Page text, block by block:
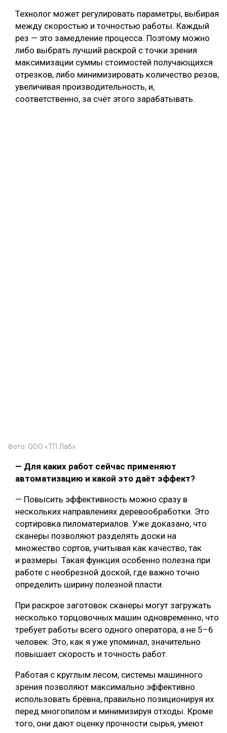
Технолог может регулировать параметры, выбирая
между скоростью и точностью работы. Каждый
рез — это замедление процесса. Поэтому можно
либо выбрать лучший раскрой с точки зрения
максимизации суммы стоимостей получающихся
отрезков, либо минимизировать количество резов,
увеличивая производительность, и,
соответственно, за счёт этого зарабатывать.
Фото: ООО «ТП Лаб»
— Для каких работ сейчас применяют
автоматизацию и какой это даёт эффект?
— Повысить эффективность можно сразу в
нескольких направлениях деревообработки. Это
сортировка пиломатериалов. Уже доказано, что
сканеры позволяют разделять доски на
множество сортов, учитывая как качество, так
и размеры. Такая функция особенно полезна при
работе с необрезной доской, где важно точно
определить ширину полезной пласти.
При раскрое заготовок сканеры могут загружать
несколько торцовочных машин одновременно, что
требует работы всего одного оператора, а не 5–6
человек. Это, как я уже упоминал, значительно
повышает скорость и точность работ.
Работая с круглым лесом, системы машинного
зрения позволяют максимально эффективно
использовать брёвна, правильно позиционируя их
перед многопилом и минимизируя отходы. Кроме
того, они дают оценку прочности сырья, умеют